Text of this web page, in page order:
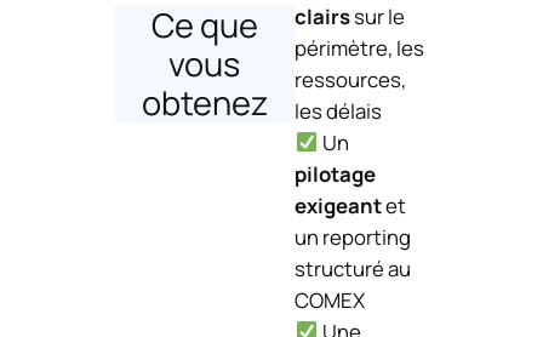
Ce que
vous
obtenez
clairssur le
périmètre, les
ressources,
les délais
Un
pilotage
exigeantet
un reporting
structuré au
COMEX
Une